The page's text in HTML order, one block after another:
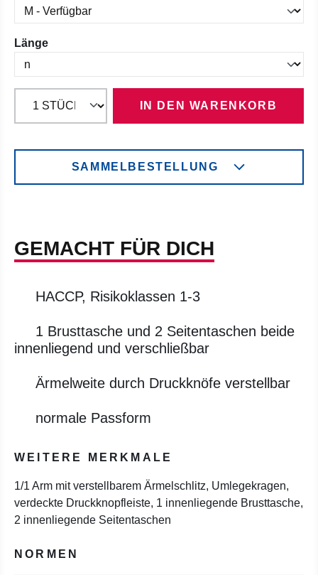
Längeauswählen
IN DEN WARENKORB
SAMMELBESTELLUNG
GEMACHT FÜR DICH
HACCP, Risikoklassen 1-3
1 Brusttasche und 2 Seitentaschen beide
innenliegend und verschließbar
Ärmelweite durch Druckknöfe verstellbar
normale Passform
WEITERE MERKMALE
1/1 Arm mit verstellbarem Ärmelschlitz, Umlegekragen,
verdeckte Druckknopfleiste, 1 innenliegende Brusttasche,
2 innenliegende Seitentaschen
NORMEN